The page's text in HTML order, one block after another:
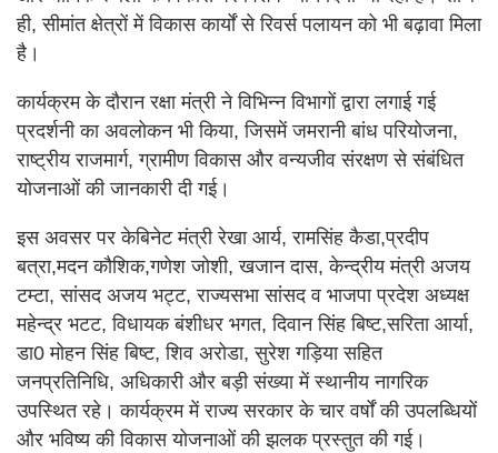
ही, सीमांत क्षेत्रों में विकास कार्यों से रिवर्स पलायन को भी बढ़ावा मिला
है।
कार्यक्रम के दौरान रक्षा मंत्री ने विभिन्न विभागों द्वारा लगाई गई
प्रदर्शनी का अवलोकन भी किया, जिसमें जमरानी बांध परियोजना,
राष्ट्रीय राजमार्ग, ग्रामीण विकास और वन्यजीव संरक्षण से संबंधित
योजनाओं की जानकारी दी गई।
इस अवसर पर केबिनेट मंत्री रेखा आर्य, रामसिंह कैडा,प्रदीप
बत्रा,मदन कौशिक,गणेश जोशी, खजान दास, केन्द्रीय मंत्री अजय
टम्टा, सांसद अजय भट्ट, राज्यसभा सांसद व भाजपा प्रदेश अध्यक्ष
महेन्द्र भटट, विधायक बंशीधर भगत, दिवान सिंह बिष्ट,सरिता आर्या,
डा0 मोहन सिंह बिष्ट, शिव अरोडा, सुरेश गड़िया सहित
जनप्रतिनिधि, अधिकारी और बड़ी संख्या में स्थानीय नागरिक
उपस्थित रहे। कार्यक्रम में राज्य सरकार के चार वर्षों की उपलब्धियों
और भविष्य की विकास योजनाओं की झलक प्रस्तुत की गई।